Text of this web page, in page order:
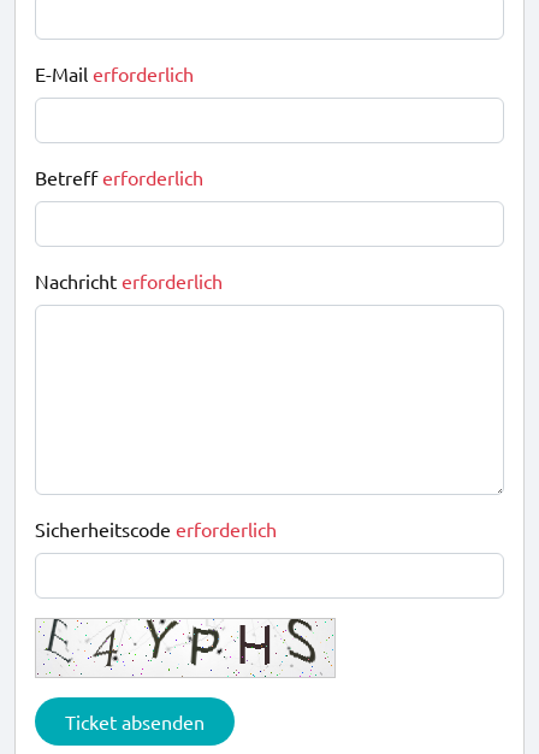
E-Mail erforderlich
Betrefferforderlich
Nachricht erforderlich
Sicherheitscode erforderlich
Ticket absenden